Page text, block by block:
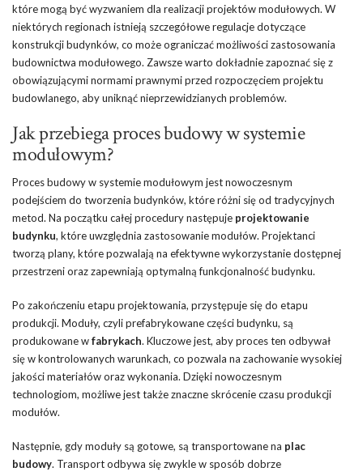
które mogą być wyzwaniem dla realizacji projektów modułowych. W
niektórych regionach istnieją szczegółowe regulacje dotyczące
konstrukcji budynków, co może ograniczać możliwości zastosowania
budownictwa modułowego. Zawsze warto dokładnie zapoznać się z
obowiązującymi normami prawnymi przed rozpoczęciem projektu
budowlanego, aby uniknąć nieprzewidzianych problemów.
Jak przebiega proces budowy w systemie
modułowym?
Proces budowy w systemie modułowym jest nowoczesnym
podejściem do tworzenia budynków, które różni się od tradycyjnych
metod. Na początku całej procedury następuje projektowanie
budynku, które uwzględnia zastosowanie modułów. Projektanci
tworzą plany, które pozwalają na efektywne wykorzystanie dostępnej
przestrzeni oraz zapewniają optymalną funkcjonalność budynku.
Po zakończeniu etapu projektowania, przystępuje się do etapu
produkcji. Moduły, czyli prefabrykowane części budynku, są
produkowane wfabrykach. Kluczowe jest, aby proces ten odbywał
się w kontrolowanych warunkach, co pozwala na zachowanie wysokiej
jakości materiałów oraz wykonania. Dzięki nowoczesnym
technologiom, możliwe jest także znaczne skrócenie czasu produkcji
modułów.
Następnie, gdy moduły są gotowe, są transportowane na plac
budowy. Transport odbywa się zwykle w sposób dobrze